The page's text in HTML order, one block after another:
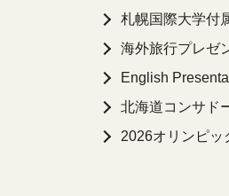
札幌国際大学付
海外旅行プレゼ
English
北海道コンサド
2026オリンピッ